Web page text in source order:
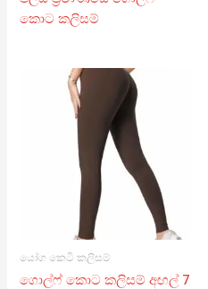
කොට කලිසම්
යෝග කෙටි කලිසම්
ගොල්ෆ් කොට කලිසම් අඟල් 7